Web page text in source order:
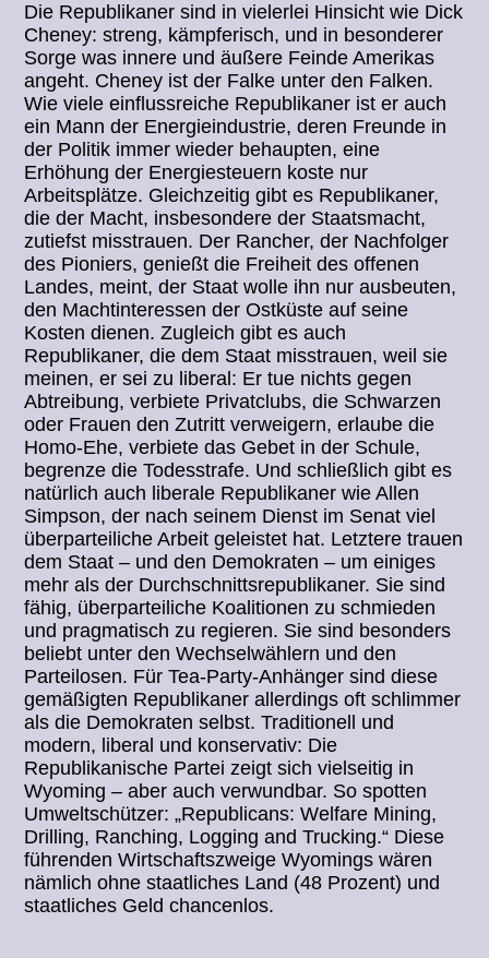
Die Republikaner sind in vielerlei Hinsicht wie Dick
Cheney: streng, kämpferisch, und in besonderer
Sorge was innere und äußere Feinde Amerikas
angeht. Cheney ist der Falke unter den Falken.
Wie viele einflussreiche Republikaner ist er auch
ein Mann der Energieindustrie, deren Freunde in
der Politik immer wieder behaupten, eine
Erhöhung der Energiesteuern koste nur
Arbeitsplätze. Gleichzeitig gibt es Republikaner,
die der Macht, insbesondere der Staatsmacht,
zutiefst misstrauen. Der Rancher, der Nachfolger
des Pioniers, genießt die Freiheit des offenen
Landes, meint, der Staat wolle ihn nur ausbeuten,
den Machtinteressen der Ostküste auf seine
Kosten dienen. Zugleich gibt es auch
Republikaner, die dem Staat misstrauen, weil sie
meinen, er sei zu liberal: Er tue nichts gegen
Abtreibung, verbiete Privatclubs, die Schwarzen
oder Frauen den Zutritt verweigern, erlaube die
Homo-Ehe, verbiete das Gebet in der Schule,
begrenze die Todesstrafe. Und schließlich gibt es
natürlich auch liberale Republikaner wie Allen
Simpson, der nach seinem Dienst im Senat viel
überparteiliche Arbeit geleistet hat. Letztere trauen
dem Staat – und den Demokraten – um einiges
mehr als der Durchschnittsrepublikaner. Sie sind
fähig, überparteiliche Koalitionen zu schmieden
und pragmatisch zu regieren. Sie sind besonders
beliebt unter den Wechselwählern und den
Parteilosen. Für Tea-Party-Anhänger sind diese
gemäßigten Republikaner allerdings oft schlimmer
als die Demokraten selbst. Traditionell und
modern, liberal und konservativ: Die
Republikanische Partei zeigt sich vielseitig in
Wyoming – aber auch verwundbar. So spotten
Umweltschützer: „Republicans: Welfare Mining,
Drilling, Ranching, Logging and Trucking.“ Diese
führenden Wirtschaftszweige Wyomings wären
nämlich ohne staatliches Land (48 Prozent) und
staatliches Geld chancenlos.